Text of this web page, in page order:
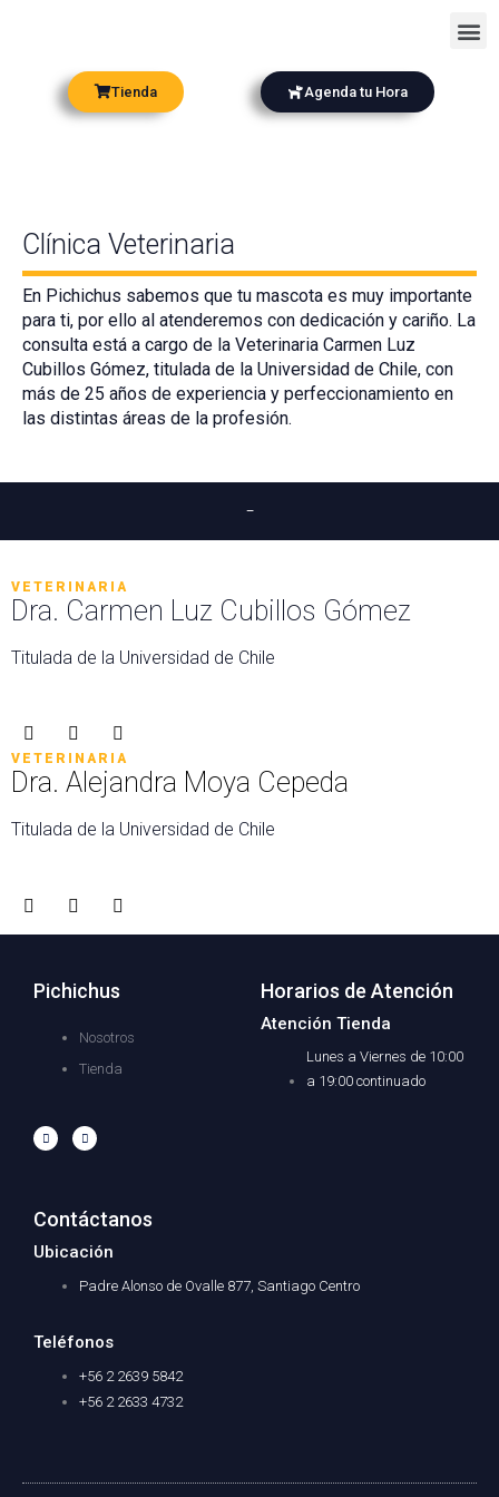
Tienda Agenda tu Hora
Clínica Veterinaria
En Pichichus sabemos que tu mascota es muy importante
para ti, por ello al atenderemos con dedicación y cariño. La
consulta está a cargo de la Veterinaria Carmen Luz
Cubillos Gómez, titulada de la Universidad de Chile, con
más de 25 años de experiencia y perfeccionamiento en
las distintas áreas de la profesión.
-
VETERINARIA
Dra. Carmen Luz Cubillos Gómez
Titulada de la Universidad de Chile
F
a
c
e
b
o
T
w
i
t
r
D
r
i
b
b
l
VETERINARIA
Dra. Alejandra Moya Cepeda
Titulada de la Universidad de Chile
F
a
c
o
o
T
w
i
e
r
D
r
i
b
l
Pichichus
Nosotros
Tienda
F
a
k
-
I
n
a
m
Horarios de Atención
Atención Tienda
Lunes a Viernes de 10:00
a 19:00 continuado
Contáctanos
Ubicación
Padre Alonso de Ovalle 877, Santiago Centro
Teléfonos
+56 2 2639 5842
+56 2 2633 4732